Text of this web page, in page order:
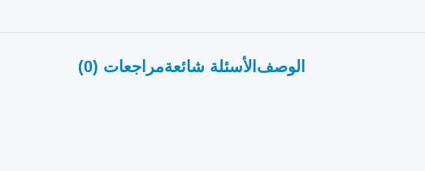
الوصف الأسئلة شائعةمراجعات (0)